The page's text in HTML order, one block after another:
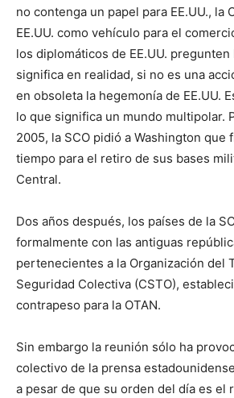
no contenga un papel para EE.UU., la
EE.UU. como vehículo para el
los diplomáticos de EE.UU.
significa en realidad, si no es una
en obsoleta la hegemonía de EE.UU.
lo que significa un mundo multipolar.
2005, la SCO pidió a Washington que
tiempo para el retiro de sus bases
Central.
Dos años después, los países de la
formalmente con las antiguas
pertenecientes a la Organización del
Seguridad Colectiva (CSTO),
contrapeso para la OTAN.
Sin embargo la reunión sólo ha
colectivo de la prensa
a pesar de que su orden del día es el